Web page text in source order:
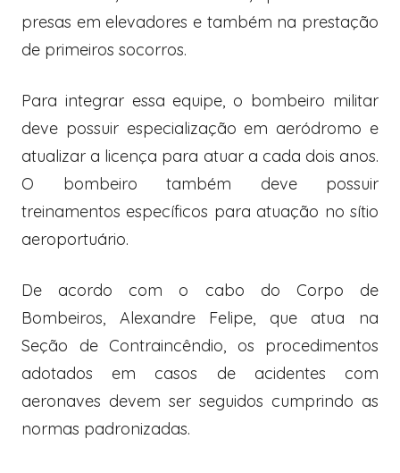
presas em elevadores e também na prestação
de primeiros socorros.
Para integrar essa equipe, o bombeiro militar
deve possuir especialização em aeródromo e
atualizar a licença para atuar a cada dois anos.
O bombeiro também deve possuir
treinamentos específicos para atuação no sítio
aeroportuário.
De acordo com o cabo do Corpo de
Bombeiros, Alexandre Felipe, que atua na
Seção de Contraincêndio, os procedimentos
adotados em casos de acidentes com
aeronaves devem ser seguidos cumprindo as
normas padronizadas.